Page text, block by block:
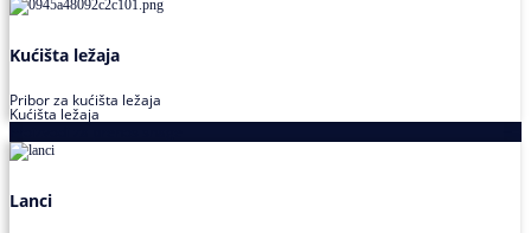
Kućišta ležaja
Pribor za kućišta ležaja
Kućišta ležaja
Lanci